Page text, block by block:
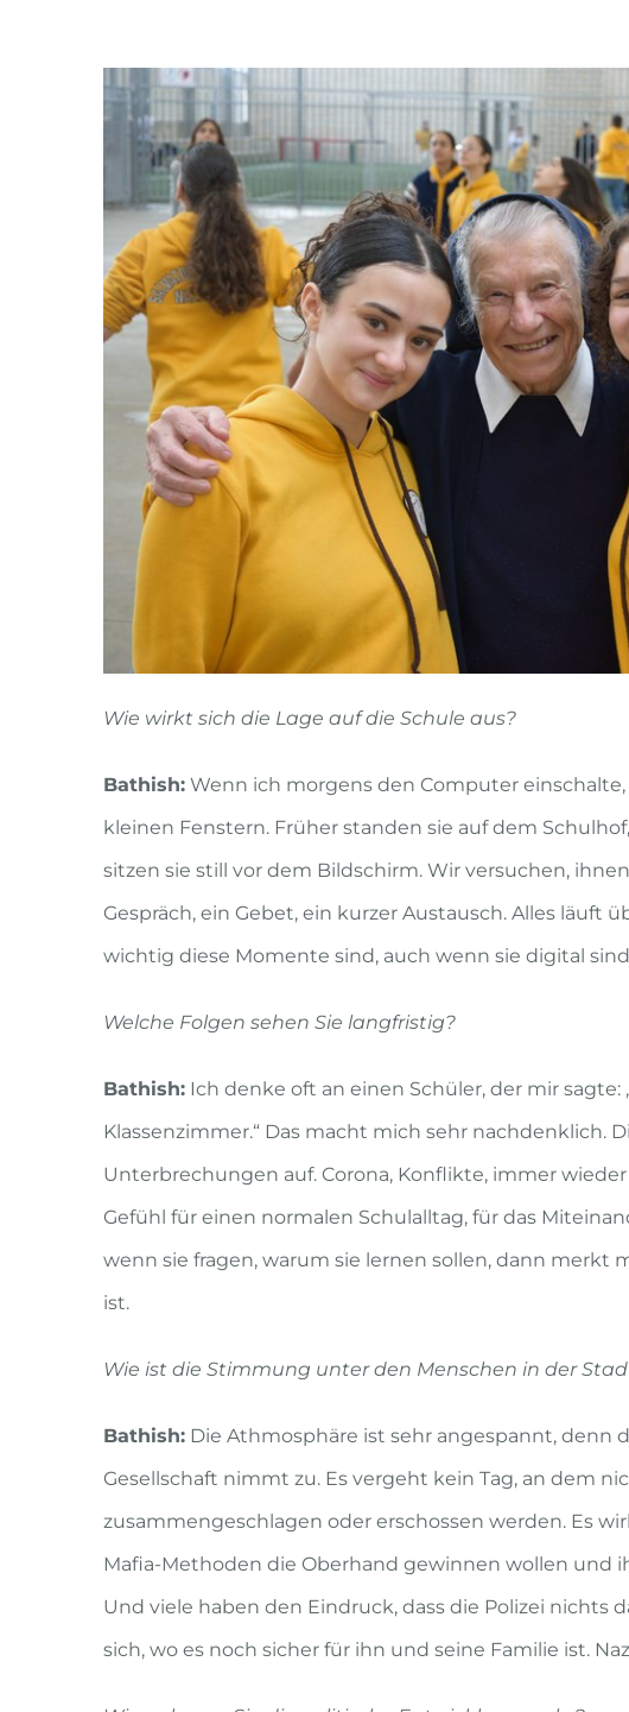
Wie wirkt sich die Lage auf die Schule aus?
Bathish:Wenn ich morgens den Computer
kleinen Fenstern. Früher standen sie auf dem
sitzen sie still vor dem Bildschirm. Wir versuchen,
Gespräch, ein Gebet, ein kurzer Austausch. Alles läuft
wichtig diese Momente sind, auch wenn sie digital
Welche Folgen sehen Sie langfristig?
Bathish:Ich denke oft an einen Schüler, der mir sagte:
Klassenzimmer.“ Das macht mich sehr nachdenklich.
Unterbrechungen auf. Corona, Konflikte, immer
Gefühl für einen normalen Schulalltag, für das
wenn sie fragen, warum sie lernen sollen, dann merkt
ist.
Wie ist die Stimmung unter den Menschen in der
Bathish:Die Athmosphäre ist sehr angespannt, denn
Gesellschaft nimmt zu. Es vergeht kein Tag, an dem
zusammengeschlagen oder erschossen werden. Es
Mafia-Methoden die Oberhand gewinnen wollen und
Und viele haben den Eindruck, dass die Polizei
sich, wo es noch sicher für ihn und seine Familie ist.